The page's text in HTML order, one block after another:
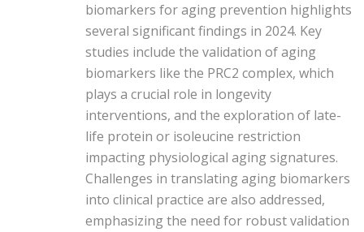
biomarkers for aging prevention highlights
several significant findings in 2024. Key
studies include the validation of aging
biomarkers like the PRC2 complex, which
plays a crucial role in longevity
interventions, and the exploration of late-
life protein or isoleucine restriction
impacting physiological aging signatures.
Challenges in translating aging biomarkers
into clinical practice are also addressed,
emphasizing the need for robust validation